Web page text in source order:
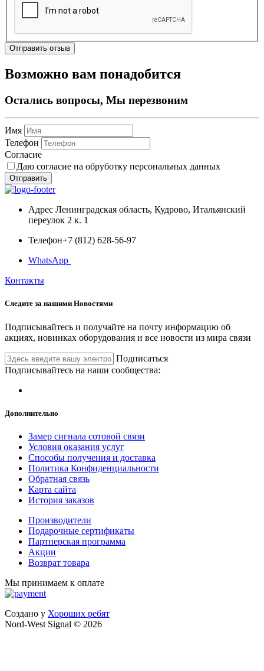
Отправить отзыв
Возможно вам понадобится
Остались вопросы, Мы перезвоним
Имя
Телефон
Согласие
Даю согласие на обруботку персональных данных
Отправить
Адрес Ленинградская область, Кудрово, Итальянский
переулок 2 к. 1
Телефон+7 (812) 628-56-97
WhatsApp
Контакты
Следите за нашими Новостями
Подписывайтесь и получайте на почту информацию об
акциях, новинках оборудования и все новости из мира связи
Подписаться
Подписывайтесь на наши сообщества:
Дополнительно
Замер сигнала сотовой связи
Условия оказания услуг
Способы получения и доставка
Политика Конфиденциальности
Обратная связь
Карта сайта
История заказов
Производители
Подарочные сертификаты
Партнерская программа
Акции
Возврат товара
Мы принимаем к оплате
Создано у Хороших ребят
Nord-West Signal © 2026